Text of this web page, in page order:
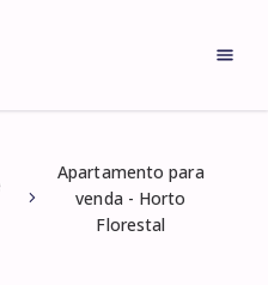
Apartamento para
venda - Horto
Florestal